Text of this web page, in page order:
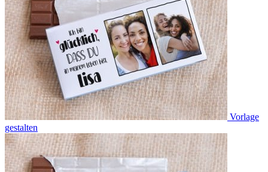
Vorlage
gestalten